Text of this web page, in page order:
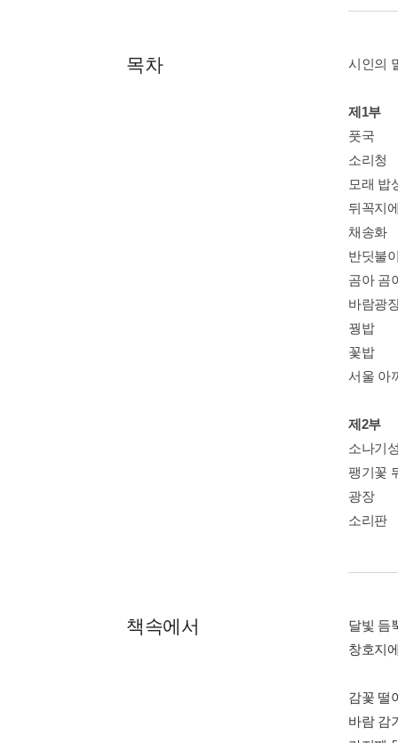
목차 시인의
제1부
풋국
소리청
모래 밥
뒤꼭지
채송화
반딧불
곰아 곰
바람광
꿩밥
꽃밥
서울 아
제2부
소나기
팽기꽃
광장
소리판
책속에서
달빛 듬
창호지
감꽃 떨
바람 감